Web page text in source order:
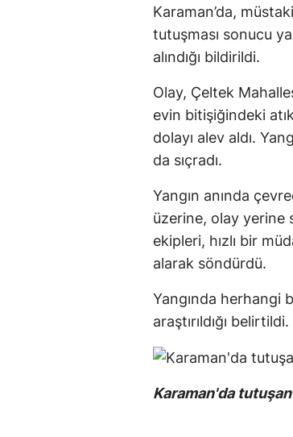
Karaman’da,
tutuşması sonucu
alındığı bildirildi.
Olay, Çeltek
evin bitişiğindeki
dolayı alev aldı.
da sıçradı.
Yangın anında
üzerine, olay yerine
ekipleri, hızlı bir
alarak söndürdü.
Yangında herhangi
araştırıldığı belirtildi.
Karaman'da